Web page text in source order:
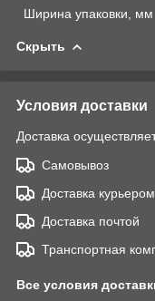
Ширина упаковки, мм
Скрыть
Условия доставки
Доставка
Самовывоз
Доставка курьером
Доставка почтой
Транспортная
Все условия